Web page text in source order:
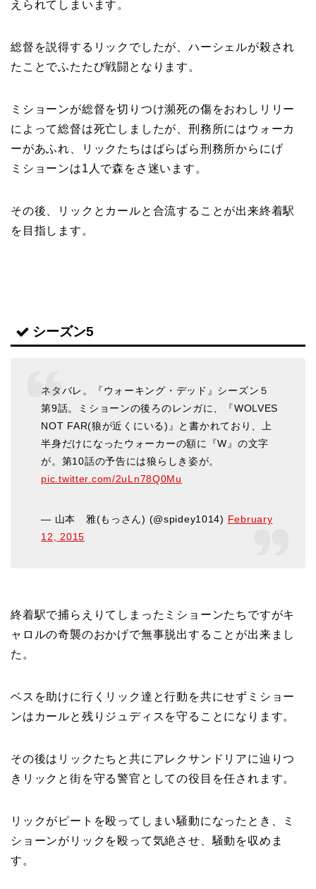
えられてしまいます。
総督を説得するリックでしたが、ハーシェルが殺され
たことでふたたび戦闘となります。
ミショーンが総督を切りつけ瀕死の傷をおわしリリー
によって総督は死亡しましたが、刑務所にはウォーカ
ーがあふれ、リックたちはばらばら刑務所からにげ
ミショーンは1人で森をさ迷います。
その後、リックとカールと合流することが出来終着駅
を目指します。
シーズン5
ネタバレ。『ウォーキング・デッド』シーズン５
第9話。ミショーンの後ろのレンガに、『WOLVES
NOT FAR(狼が近くにいる)』と書かれており、上
半身だけになったウォーカーの額に『W』の文字
が。第10話の予告には狼らしき姿が。
pic.twitter.com/2uLn78Q0Mu
— 山本 雅(もっさん) (@spidey1014) February
12, 2015
終着駅で捕らえりてしまったミショーンたちですがキ
ャロルの奇襲のおかげで無事脱出することが出来まし
た。
ベスを助けに行くリック達と行動を共にせずミショー
ンはカールと残りジュディスを守ることになります。
その後はリックたちと共にアレクサンドリアに辿りつ
きリックと街を守る警官としての役目を任されます。
リックがピートを殴ってしまい騒動になったとき、ミ
ショーンがリックを殴って気絶させ、騒動を収めま
す。